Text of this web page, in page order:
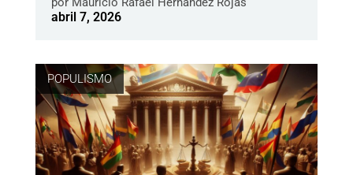
abril 7, 2026
POPULISMO